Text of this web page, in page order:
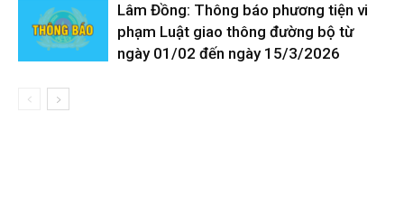
Lâm Đồng: Thông báo phương tiện vi
phạm Luật giao thông đường bộ từ
ngày 01/02 đến ngày 15/3/2026